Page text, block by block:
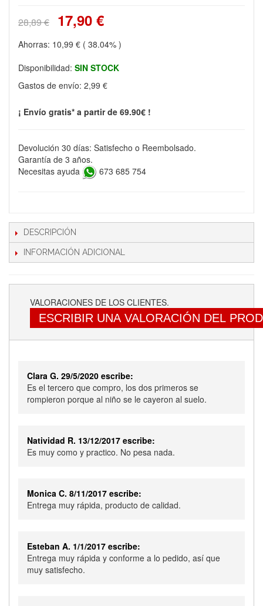
28,89 € 17,90 €
Ahorras: 10,99 € ( 38.04% )
Disponibilidad: SIN STOCK
Gastos de envío: 2,99 €
¡ Envío gratis* a partir de 69.90€ !
Devolución 30 días: Satisfecho o Reembolsado.
Garantía de 3 años.
Necesitas ayuda
673 685 754
DESCRIPCIÓN
INFORMACIÓN ADICIONAL
VALORACIONES DE LOS CLIENTES.
ESCRIBIR UNA VALORACIÓN DEL
Clara G. 29/5/2020 escribe:
Es el tercero que compro, los dos primeros se
rompieron porque al niño se le cayeron al suelo.
Natividad R. 13/12/2017 escribe:
Es muy como y practico. No pesa nada.
Monica C. 8/11/2017 escribe:
Entrega muy rápida, producto de calidad.
Esteban A. 1/1/2017 escribe:
Entrega muy rápida y conforme a lo pedido, así que
muy satisfecho.